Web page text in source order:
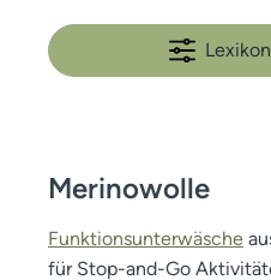
Merinowolle
Funktionsunterwäsche
für Stop-and-Go